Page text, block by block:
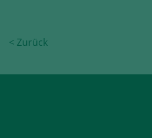
< Zurück